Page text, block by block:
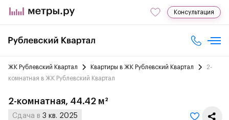
Консультация
ЖК Рублевский Квартал Квартиры в ЖК Рублевский Квартал
2-
комнатная в ЖК Рублевский Квартал
2-комнатная, 44.42 м²
Сдача в 3 кв. 2025